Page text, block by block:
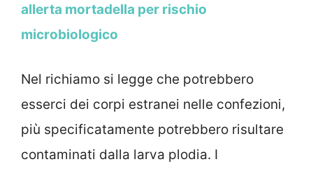
allerta mortadella per rischio
microbiologico
Nel richiamo si legge che potrebbero
esserci dei corpi estranei nelle confezioni,
più specificatamente potrebbero risultare
contaminati dalla larva plodia. I